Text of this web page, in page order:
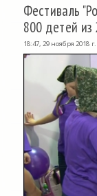
Фестиваль
800 детей
18:47, 29 ноября 2018 г.